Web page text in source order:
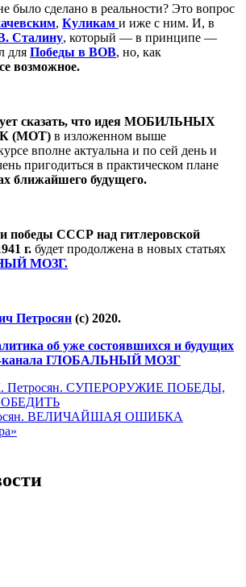
было сделано в реальности? Это вопрос
, Куликам и иже с ним. И, в
Сталину, который — в принципе —
для Победы в ВОВ, но, как
возможное.
сказать, что идея МОБИЛЬНЫХ
(МОТ) в изложенном выше
вполне актуальна и по сей день и
пригодиться в практическом плане
ближайшего будущего.
победы СССР над гитлеровской
г. будет продолжена в новых статьях
МОЗГ.
Петросян (с) 2020.
об уже состоявшихся и будущих
канала ГЛОБАЛЬНЫЙ МОЗГ
Петросян. СУПЕРОРУЖИЕ ПОБЕДЫ,
ВЕЛИЧАЙШАЯ ОШИБКА